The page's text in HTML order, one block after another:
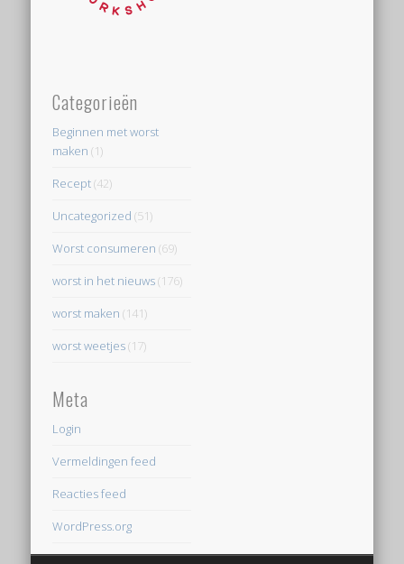
Categorieën
Beginnen met worst
maken (1)
Recept(42)
Uncategorized (51)
Worst consumeren (69)
worst in het nieuws(176)
worst maken (141)
worst weetjes(17)
Meta
Login
Vermeldingen feed
Reacties feed
WordPress.org